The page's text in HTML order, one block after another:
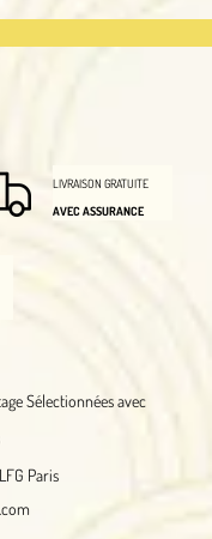
Sélectionnées avec
Paris
LIVRAISON GRATUITE
AVEC ASSURANCE